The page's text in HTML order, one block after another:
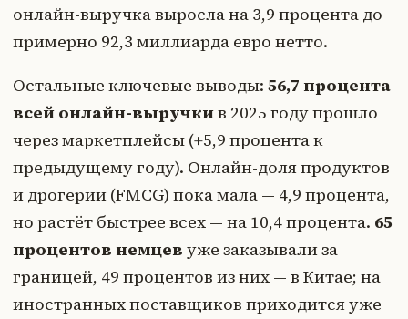
онлайн-выручка выросла на 3,9 процента до
примерно 92,3 миллиарда евро нетто.
Остальные ключевые выводы: 56,7 процента
всей онлайн-выручкив 2025 году прошло
через маркетплейсы (+5,9 процента к
предыдущему году). Онлайн-доля продуктов
и дрогерии (FMCG) пока мала — 4,9 процента,
но растёт быстрее всех — на 10,4 процента. 65
процентов немцев уже заказывали за
границей, 49 процентов из них — в Китае; на
иностранных поставщиков приходится уже